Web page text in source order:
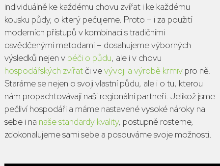
individuálně ke každému chovu zvířat i ke každému
kousku půdy, o který pečujeme. Proto – i za použití
moderních přístupů v kombinaci s tradičními
osvědčenými metodami – dosahujeme výborných
výsledků nejen v péči o půdu, ale i v chovu
hospodářských zvířatči vevývoji a výrobě krmiv pro ně.
Staráme se nejen o svoji vlastní půdu, ale i o tu, kterou
nám propachtovávají naši regionální partneři. Jelikož jsme
pečliví hospodáři a máme nastavené vysoké nároky na
sebe i na naše standardy kvality, postupně rosteme,
zdokonalujeme sami sebe a posouváme svoje možnosti.